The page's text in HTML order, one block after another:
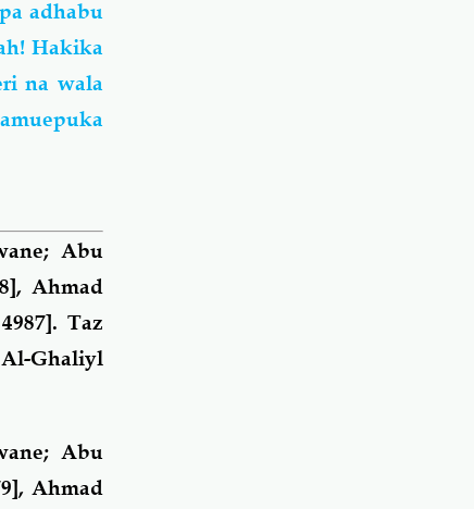
adhabu
Hakika
na wala
Abu
Ahmad
Taz
Al-Ghaliyl
Abu
Ahmad